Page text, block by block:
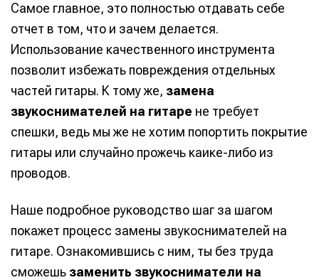
Самое главное, это полностью отдавать себе
отчет в том, что и зачем делается.
Использование качественного инструмента
позволит избежать повреждения отдельных
частей гитары. К тому же, замена
звукоснимателей на гитаре не требует
спешки, ведь мы же не хотим попортить покрытие
гитары или случайно прожечь каике-либо из
проводов.
Наше подробное руководство шаг за шагом
покажет процесс замены звукоснимателей на
гитаре. Ознакомившись с ним, ты без труда
сможешь заменить звукосниматели на